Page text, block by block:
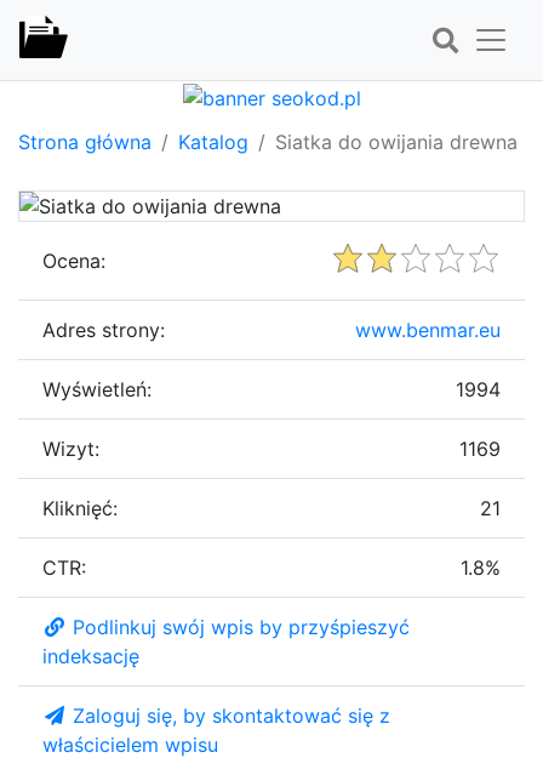
Strona główna Katalog Siatka do owijania drewna
Ocena:
Adres strony: www.benmar.eu
Wyświetleń: 1994
Wizyt: 1169
Kliknięć: 21
CTR: 1.8%
Podlinkuj swój wpis by przyśpieszyć
indeksację
Zaloguj się, by skontaktować się z
właścicielem wpisu